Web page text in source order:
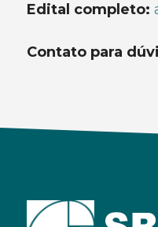
Edital completo:
Contato para